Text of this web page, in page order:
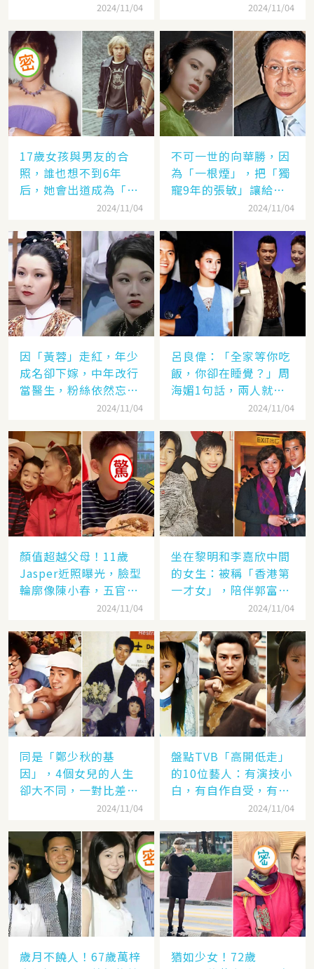
2024/11/04
太遠：聽她們對「另一
2024/11/04
17歲女孩與男友的合
照，誰也想不到6年
后，她會出道成為「香
港當紅女星」，至今都
2024/11/04
不可一世的向華勝，因
為「一根煙」，把「獨
寵9年的張敏」讓給了
2024/11/04
因「黃蓉」走紅，年少
成名卻下嫁，中年改行
當醫生，粉絲依然忘不
2024/11/04
呂良偉：「全家等你吃
飯，你卻在睡覺？」周
海媚1句話，兩人就此
2024/11/04
顏值超越父母！11歲
Jasper近照曝光，臉型
輪廓像陳小春，五官卻
更像應采兒網驚：完美
2024/11/04
坐在黎明和李嘉欣中間
的女生：被稱「香港第
一才女」，陪伴郭富城
「29年」卻看他娶了別
2024/11/04
同是「鄭少秋的基
因」，4個女兒的人生
卻大不同，一對比差距
2024/11/04
盤點TVB「高開低走」
的10位藝人：有演技小
白，有自作自受，有遭
封殺，一手好牌打稀爛
2024/11/04
歲月不饒人！67歲萬梓
猶如少女！72歲